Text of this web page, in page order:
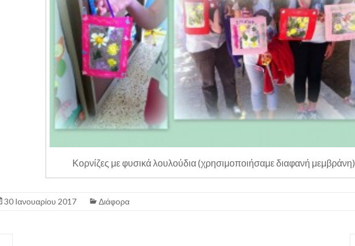
Κορνίζες με φυσικά λουλούδια (χρησιμοποιήσαμε διαφανή μεμβράνη)
30 Ιανουαρίου 2017 Διάφορα